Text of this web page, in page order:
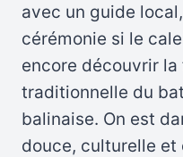
avec un guide
cérémonie si le
encore découvrir
traditionnelle du
balinaise. On est
douce, culturelle et